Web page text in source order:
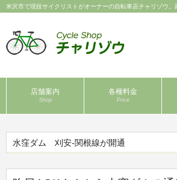
米沢市で現役サイクリストがオーナーの自転車店チャリゾウ。
店舗案内
Shop
各種料金
Price
水窪ダム 刈安-関根線が開通